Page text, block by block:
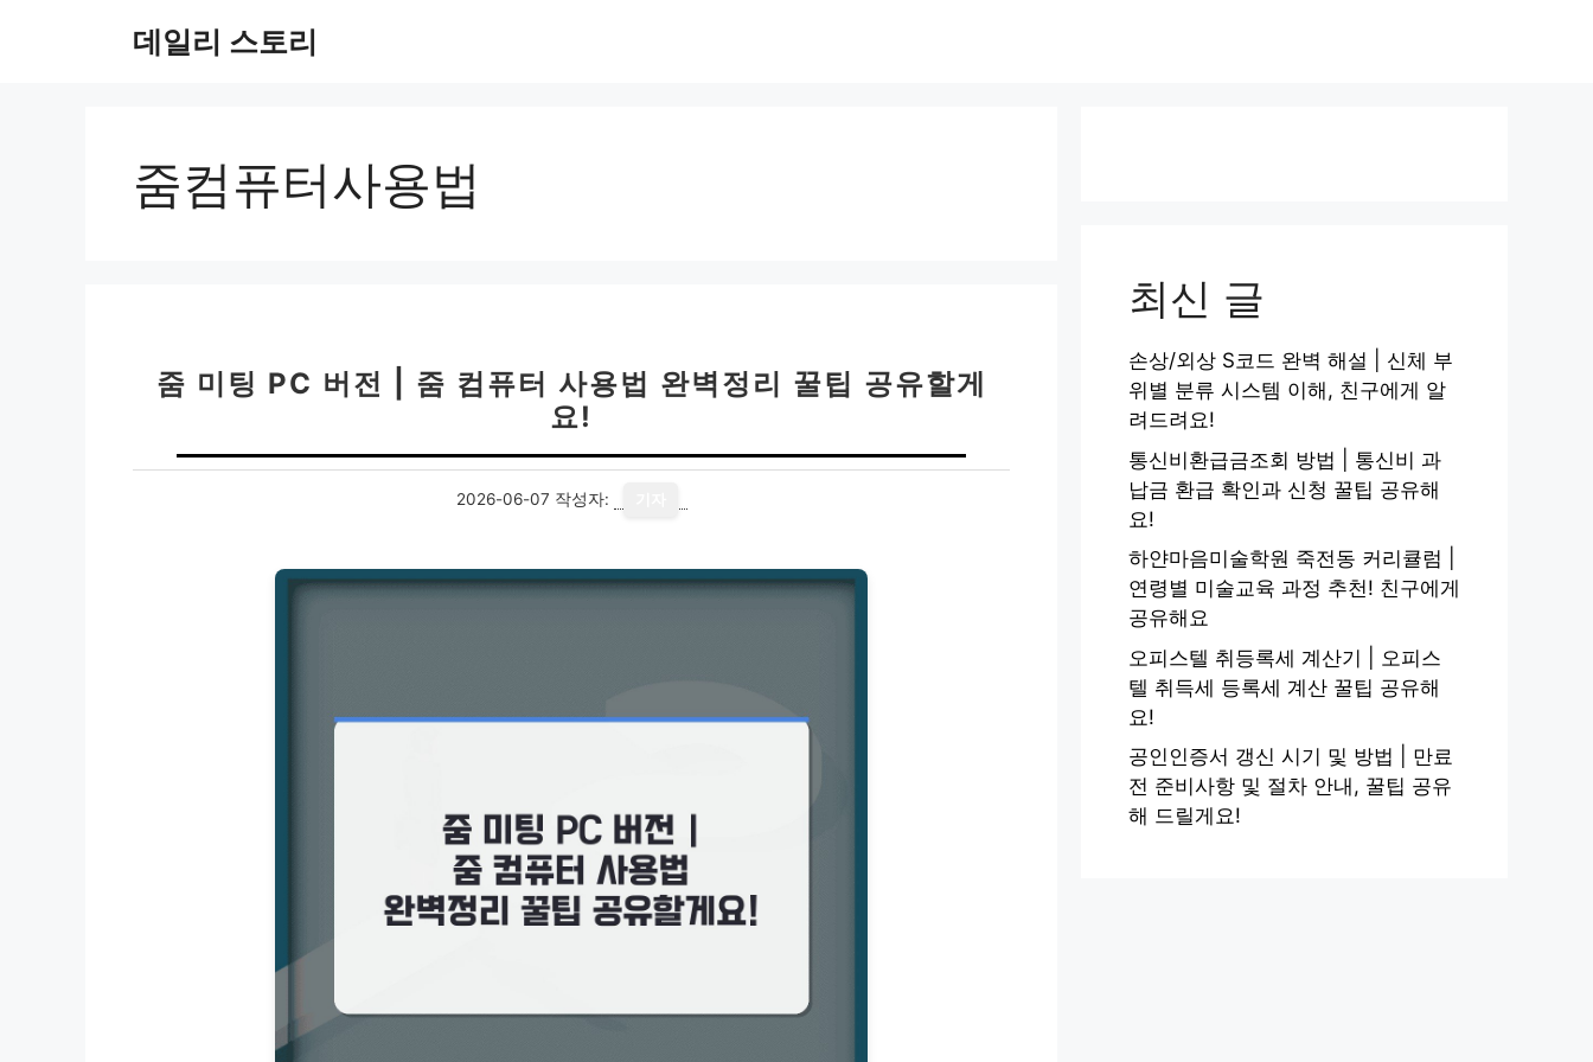
데일리 스토리
줌컴퓨터사용법
줌 미팅 PC 버전 | 줌 컴퓨터 사용법 완벽정리 꿀팁 공유할게
요!
2026-06-07 작성자:
최신 글
손상/외상 S코드 완벽 해설 | 신체 부
위별 분류 시스템 이해, 친구에게 알
려드려요!
통신비환급금조회 방법 | 통신비 과
납금 환급 확인과 신청 꿀팁 공유해
요!
하얀마음미술학원 죽전동 커리큘럼 |
연령별 미술교육 과정 추천! 친구에게
공유해요
오피스텔 취등록세 계산기 | 오피스
텔 취득세 등록세 계산 꿀팁 공유해
요!
공인인증서 갱신 시기 및 방법 | 만료
전 준비사항 및 절차 안내, 꿀팁 공유
해 드릴게요!